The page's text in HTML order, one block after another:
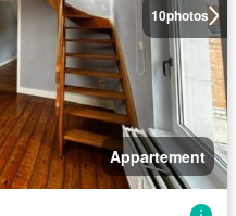
10photos
Appartement